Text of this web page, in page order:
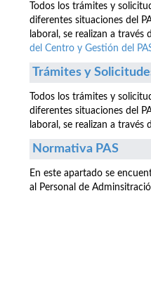
Todos los trámites y
diferentes situaciones del
laboral, se realizan a través
del Centro y Gestión del
Trámites y
Todos los trámites y
diferentes situaciones del
laboral, se realizan a
Normativa PAS
En este apartado se
al Personal de